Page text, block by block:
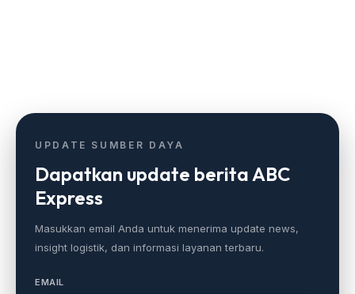
UPDATE SUMBER DAYA
Dapatkan update berita ABC
Express
Masukkan email Anda untuk menerima update news,
insight logistik, dan informasi layanan terbaru.
EMAIL